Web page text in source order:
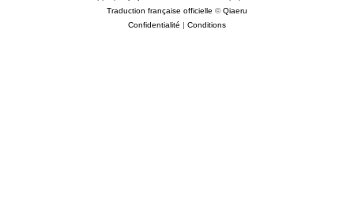
Traduction française officielle ©Qiaeru
Confidentialité | Conditions